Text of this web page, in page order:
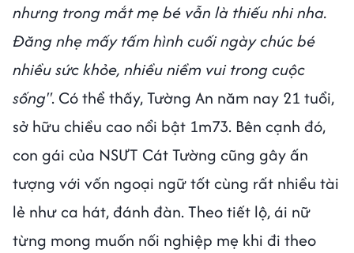
nhưng trong mắt mẹ bé vẫn là thiếu nhi nha.
Đăng nhẹ mấy tấm hình cuối ngày chúc bé
nhiều sức khỏe, nhiều niềm vui trong cuộc
sống". Có thể thấy, Tường An năm nay 21 tuổi,
sở hữu chiều cao nổi bật 1m73. Bên cạnh đó,
con gái của NSƯT Cát Tường cũng gây ấn
tượng với vốn ngoại ngữ tốt cùng rất nhiều tài
lẻ như ca hát, đánh đàn. Theo tiết lộ, ái nữ
từng mong muốn nối nghiệp mẹ khi đi theo